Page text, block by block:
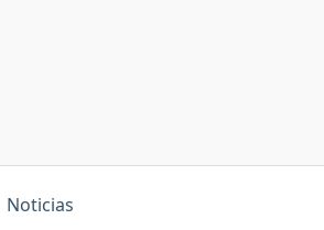
Noticias